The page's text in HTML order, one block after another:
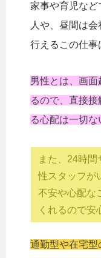
家事や育児など
人や、昼間は
行えるこの仕事
男性とは、画
るので、直接
る心配は一切な
また、24時
性スタッフが
不安や心配な
くれるので安
通勤型や在宅型